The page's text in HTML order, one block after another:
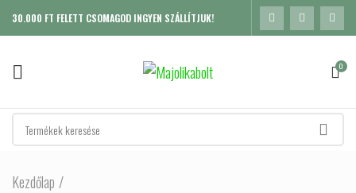
30.000 FT FELETT CSOMAGOD INGYEN SZÁLLÍTJUK!
0
Kezdőlap